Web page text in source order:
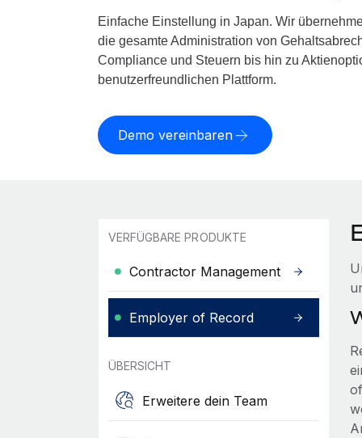
Einfache Einstellung in Japan. Wir
die gesamte Administration von
Compliance und Steuern bis hin zu
benutzerfreundlichen Plattform.
Demo vereinbaren
VERFÜGBARE PRODUKTE
Contractor Management
Employer of Record
ÜBERSICHT
Erweitere dein Team